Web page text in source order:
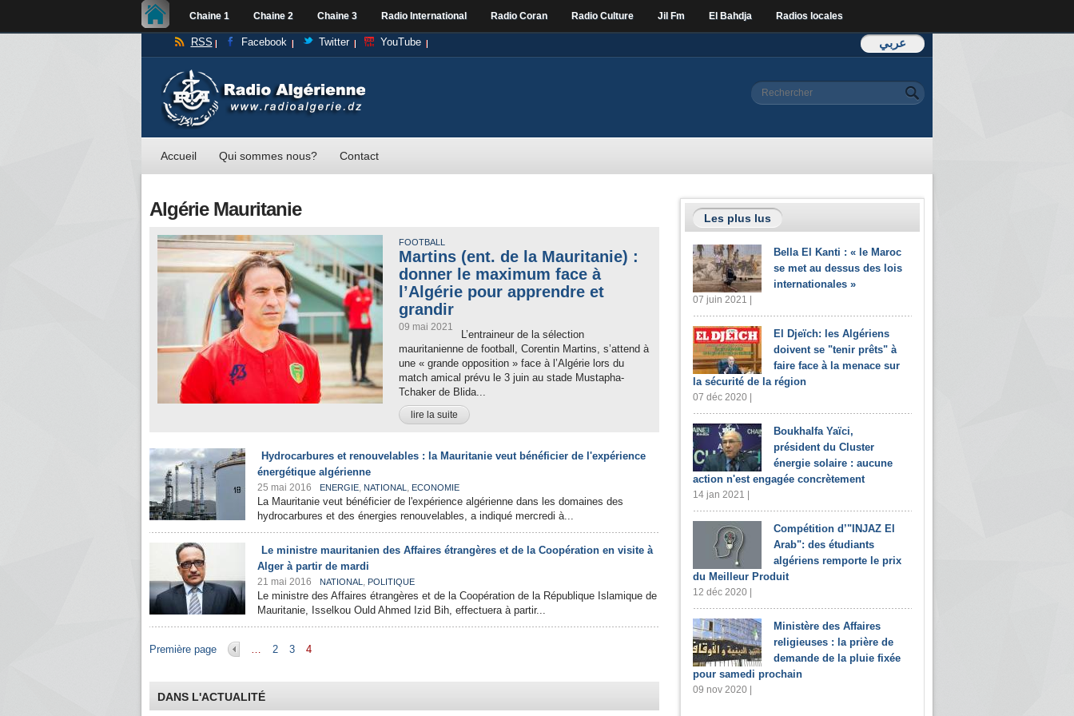
Chaine 1 Chaine 2 Chaine 3 Radio International Radio Coran Radio Culture Jil Fm El Bahdja Radios locales
عربي RSS Facebook Twitter YouTube
Formulaire de
Rechercher
Accueil Qui sommes nous? Contact
Algérie Mauritanie
FOOTBALL
Martins (ent. de la Mauritanie) :
donner le maximum face à
l’Algérie pour apprendre et
grandir
09 mai 2021
L’entraineur de la sélection
mauritanienne de football, Corentin Martins, s’attend à
une « grande opposition » face à l’Algérie lors du
match amical prévu le 3 juin au stade Mustapha-
Tchaker de Blida...
lire la suite
Hydrocarbures et renouvelables : la Mauritanie veut bénéficier de l'expérience
énergétique algérienne
25 mai 2016 ENERGIE, NATIONAL , ECONOMIE
La Mauritanie veut bénéficier de l'expérience algérienne dans les domaines des
hydrocarbures et des énergies renouvelables, a indiqué mercredi à...
Le ministre mauritanien des Affaires étrangères et de la Coopération en visite à
Alger à partir de mardi
21 mai 2016 NATIONAL , POLITIQUE
Le ministre des Affaires étrangères et de la Coopération de la République Islamique de
Mauritanie, Isselkou Ould Ahmed Izid Bih, effectuera à partir...
Pages
Première page … 2 3 4
DANS L'ACTUALITÉ
Les plus lus
Bella El Kanti : « le Maroc
se met au dessus des lois
internationales »
07 juin 2021 |
El Djeïch: les Algériens
doivent se "tenir prêts" à
faire face à la menace sur
la sécurité de la région
07 déc 2020 |
Boukhalfa Yaïci,
président du Cluster
énergie solaire : aucune
action n'est engagée concrètement
14 jan 2021 |
Compétition d’"INJAZ El
Arab": des étudiants
algériens remporte le prix
du Meilleur Produit
12 déc 2020 |
Ministère des Affaires
religieuses : la prière de
demande de la pluie fixée
pour samedi prochain
09 nov 2020 |